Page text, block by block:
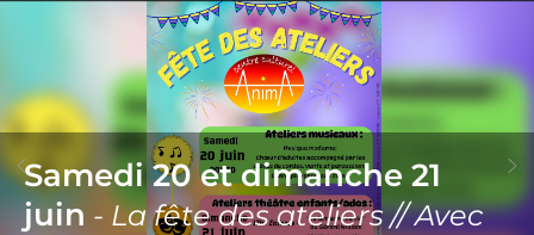
Samedi 20 et dimanche 21
juin - La fête des ateliers // Avec